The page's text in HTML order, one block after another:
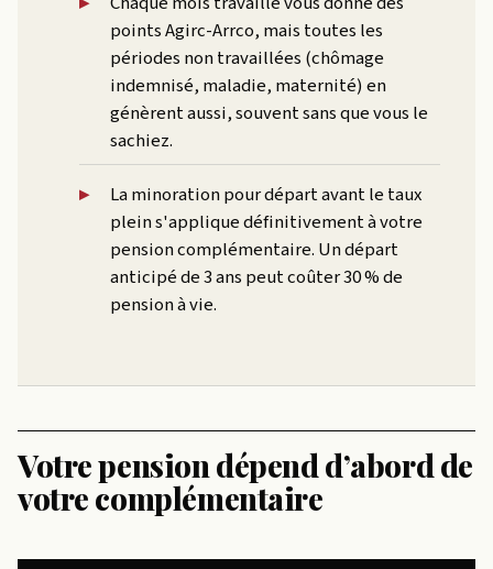
points Agirc-Arrco, mais toutes les
périodes non travaillées (chômage
indemnisé, maladie, maternité) en
génèrent aussi, souvent sans que vous le
sachiez.
La minoration pour départ avant le taux
plein s'applique définitivement à votre
pension complémentaire. Un départ
anticipé de 3 ans peut coûter 30 % de
pension à vie.
Votre pension dépend d’abord de
votre complémentaire